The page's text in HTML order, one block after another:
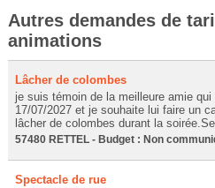
Autres demandes de
animations
Lâcher de colombes
je suis témoin de la meilleure amie
17/07/2027 et je souhaite lui faire un
lâcher de colombes durant la
57480 RETTEL - Budget : Non
Spectacle de rue